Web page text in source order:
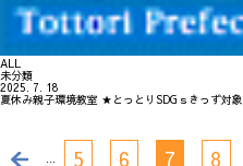
ALL
未分類
2025. 7. 18
夏休み親子環境教室 ★とっとりSDGｓきっず対象
... 5 6 7 8